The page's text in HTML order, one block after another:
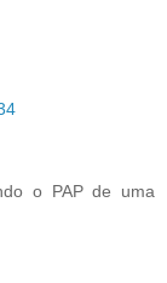
o PAP de uma